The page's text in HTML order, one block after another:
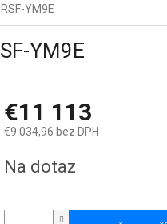
YM9E
YM9E
€11 113
€9 034,96 bez DPH
cena:
Na dotaz